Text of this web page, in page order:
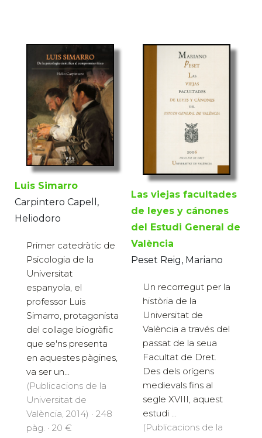
Luis Simarro
Carpintero Capell,
Heliodoro
Primer catedràtic de
Psicologia de la
Universitat
espanyola, el
professor Luis
Simarro, protagonista
del collage biogràfic
que se'ns presenta
en aquestes pàgines,
va ser un...
(Publicacions de la
Universitat de
València, 2014) · 248
pàg. · 20 €
Las viejas facultades
de leyes y cánones
del Estudi General de
València
Peset Reig, Mariano
Un recorregut per la
història de la
Universitat de
València a través del
passat de la seua
Facultat de Dret.
Des dels orígens
medievals fins al
segle XVIII, aquest
estudi ...
(Publicacions de la